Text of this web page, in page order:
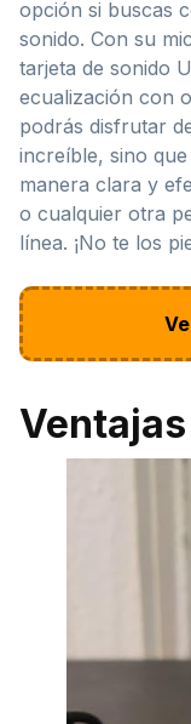
opción si buscas
sonido. Con su
tarjeta de sonido
ecualización con
podrás disfrutar
increíble, sino
manera clara y
o cualquier otra
línea. ¡No te los